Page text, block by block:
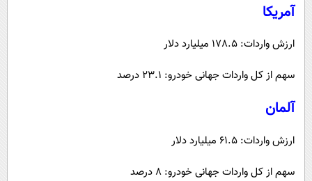
آمریکا
ارزش واردات: 178.5 میلیارد دلار
سهم از کل واردات جهانی خودرو: 23.1 درصد
آلمان
ارزش واردات: 61.5 میلیارد دلار
سهم از کل واردات جهانی خودرو: 8 درصد